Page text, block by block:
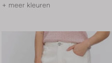
+ meer kleuren